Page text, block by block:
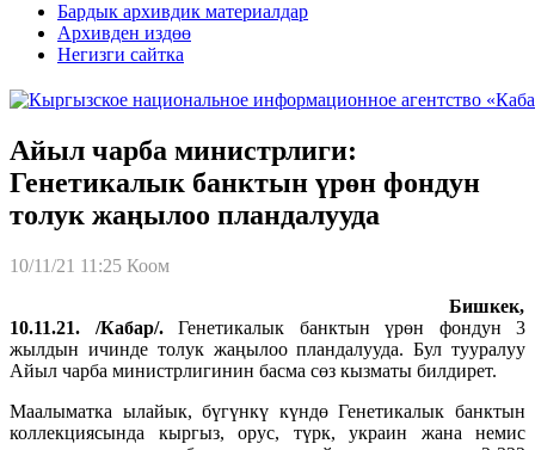
Бардык архивдик материалдар
Архивден издөө
Негизги сайтка
Айыл чарба министрлиги:
Генетикалык банктын үрөн фондун
толук жаңылоо пландалууда
10/11/21 11:25 Коом
Бишкек,
10.11.21. /Кабар/. Генетикалык банктын үрөн фондун 3
жылдын ичинде толук жаңылоо пландалууда. Бул тууралуу
Айыл чарба министрлигинин басма сөз кызматы билдирет.
Маалыматка ылайык, бүгүнкү күндө Генетикалык банктын
коллекциясында кыргыз, орус, түрк, украин жана немис